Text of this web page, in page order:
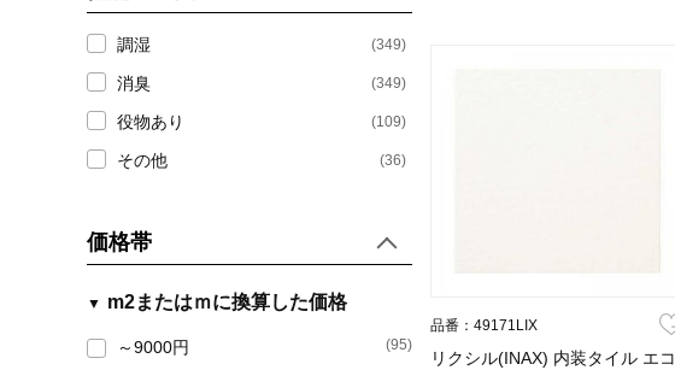
調湿 (349)
消臭 (349)
役物あり (109)
その他 (36)
価格帯
m2またはｍに換算した価格
～9000円 (95)
品番：49171LIX
リクシル(INAX) 内装タイル エコ